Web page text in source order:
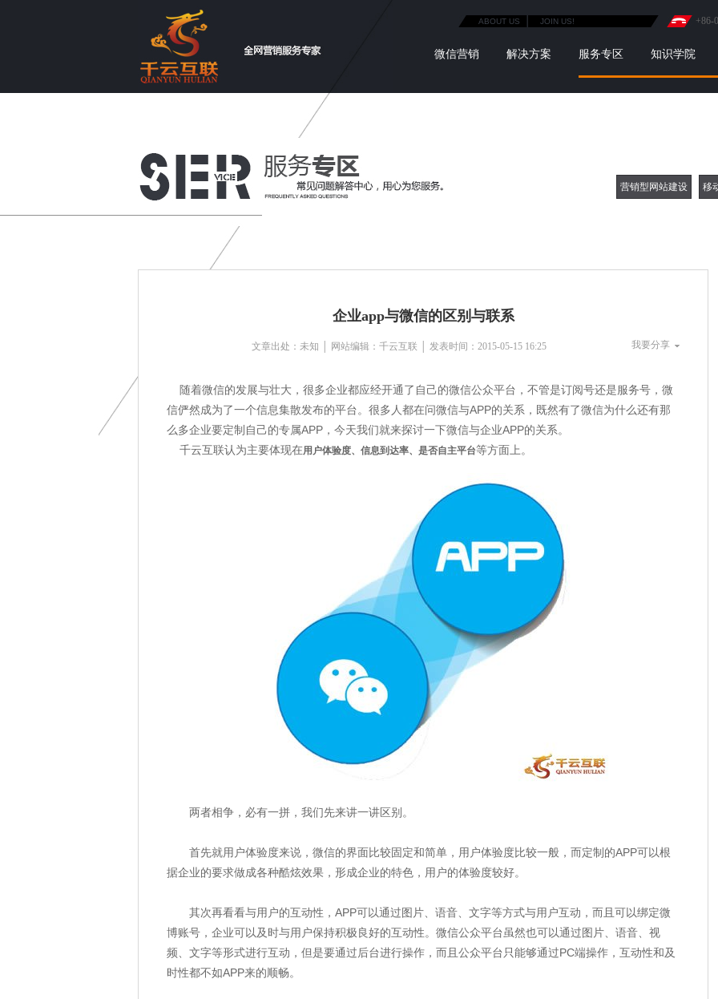
ABOUT US JOIN US! +86-
微信营销 解决方案 服务专区 知识学院
营销型网站建设 移
企业app与微信的区别与联系
文章出处：未知 │ 网站编辑：千云互联 │ 发表时间：2015-05-15 16:25 我要分享
随着微信的发展与壮大，很多企业都应经开通了自己的微信公众平台，不管是订阅号还是服务号，微
信俨然成为了一个信息集散发布的平台。很多人都在问微信与APP的关系，既然有了微信为什么还有那
么多企业要定制自己的专属APP，今天我们就来探讨一下微信与企业APP的关系。
千云互联认为主要体现在用户体验度、信息到达率、是否自主平台等方面上。
两者相争，必有一拼，我们先来讲一讲区别。
首先就用户体验度来说，微信的界面比较固定和简单，用户体验度比较一般，而定制的APP可以根
据企业的要求做成各种酷炫效果，形成企业的特色，用户的体验度较好。
其次再看看与用户的互动性，APP可以通过图片、语音、文字等方式与用户互动，而且可以绑定微
博账号，企业可以及时与用户保持积极良好的互动性。微信公众平台虽然也可以通过图片、语音、视
频、文字等形式进行互动，但是要通过后台进行操作，而且公众平台只能够通过PC端操作，互动性和及
时性都不如APP来的顺畅。